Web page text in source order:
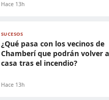
Hace 13h
SUCESOS
¿Qué pasa con los vecinos de
Chamberí que podrán volver a
casa tras el incendio?
Hace 13h